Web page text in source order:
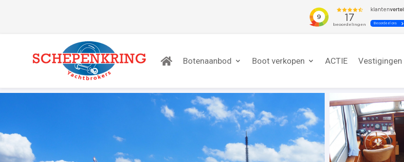
Botenaanbod Boot verkopen ACTIE Vestigingen